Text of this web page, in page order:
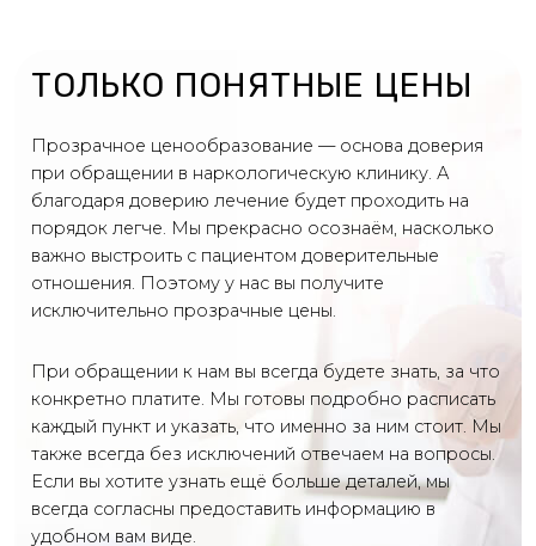
ТОЛЬКО ПОНЯТНЫЕ ЦЕНЫ
Прозрачное ценообразование — основа доверия
при обращении в наркологическую клинику. А
благодаря доверию лечение будет проходить на
порядок легче. Мы прекрасно осознаём, насколько
важно выстроить с пациентом доверительные
отношения. Поэтому у нас вы получите
исключительно прозрачные цены.
При обращении к нам вы всегда будете знать, за что
конкретно платите. Мы готовы подробно расписать
каждый пункт и указать, что именно за ним стоит. Мы
также всегда без исключений отвечаем на вопросы.
Если вы хотите узнать ещё больше деталей, мы
всегда согласны предоставить информацию в
удобном вам виде.